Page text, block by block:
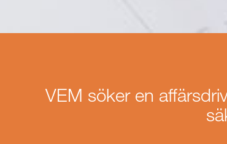
VEM söker en